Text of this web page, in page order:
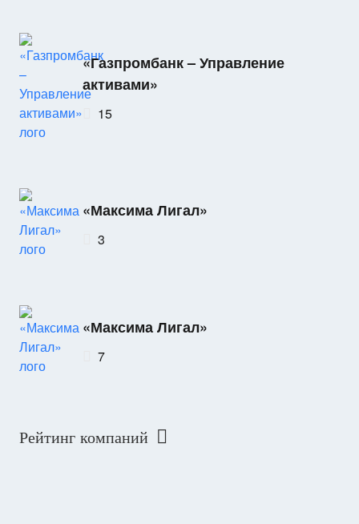
«Газпромбанк – Управление
активами»
15
«Максима Лигал»
3
«Максима Лигал»
7
Рейтинг компаний